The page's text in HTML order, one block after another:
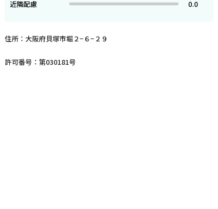
近隣配慮
0.0
住所：大阪府貝塚市堀２−６−２９
許可番号：第030181号